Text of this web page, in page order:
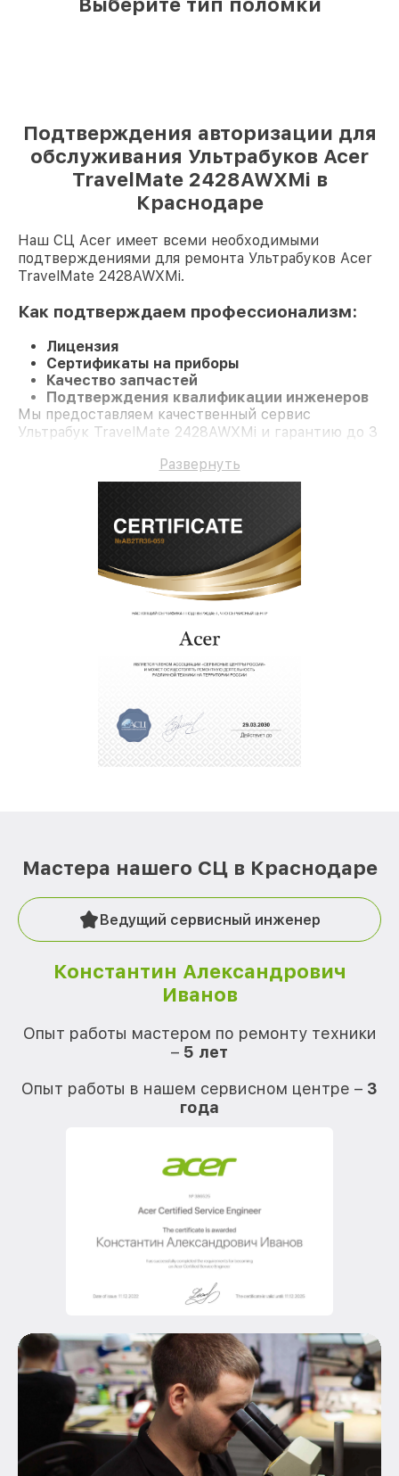
Подтверждения авторизации для
обслуживания Ультрабуков Acer
TravelMate 2428AWXMi в
Краснодаре
Наш СЦ Acer имеет всеми необходимыми
подтверждениями для ремонта Ультрабуков Acer
TravelMate 2428AWXMi.
Как подтверждаем профессионализм:
Лицензия
Сертификаты на приборы
Качество запчастей
Подтверждения квалификации инженеров
Мы предоставляем качественный сервис
Ультрабук TravelMate 2428AWXMi и гарантию до 3
Развернуть
Мастера нашего СЦ в Краснодаре
Ведущий сервисный инженер
Константин Александрович
Иванов
Опыт работы мастером по ремонту техники
– 5 лет
Опыт работы в нашем сервисном центре – 3
года